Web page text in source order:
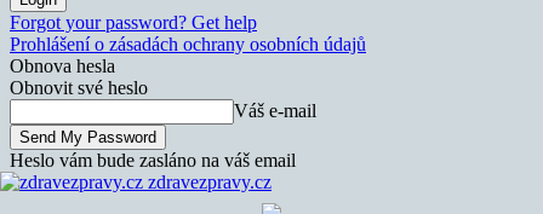
Forgot your password? Get help
Prohlášení o zásadách ochrany osobních údajů
Obnova hesla
Obnovit své heslo
Váš e-mail
Heslo vám bude zasláno na váš email
zdravezpravy.cz